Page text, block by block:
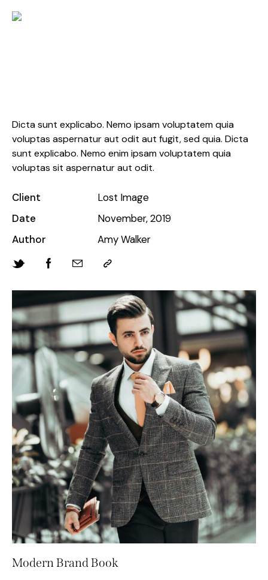
Modern Brand Book
Dicta sunt explicabo. Nemo ipsam voluptatem quia
voluptas aspernatur aut odit aut fugit, sed quia. Dicta
sunt explicabo. Nemo enim ipsam voluptatem quia
voluptas sit aspernatur aut odit.
Client
Lost Image
Date
November, 2019
Author
Amy Walker